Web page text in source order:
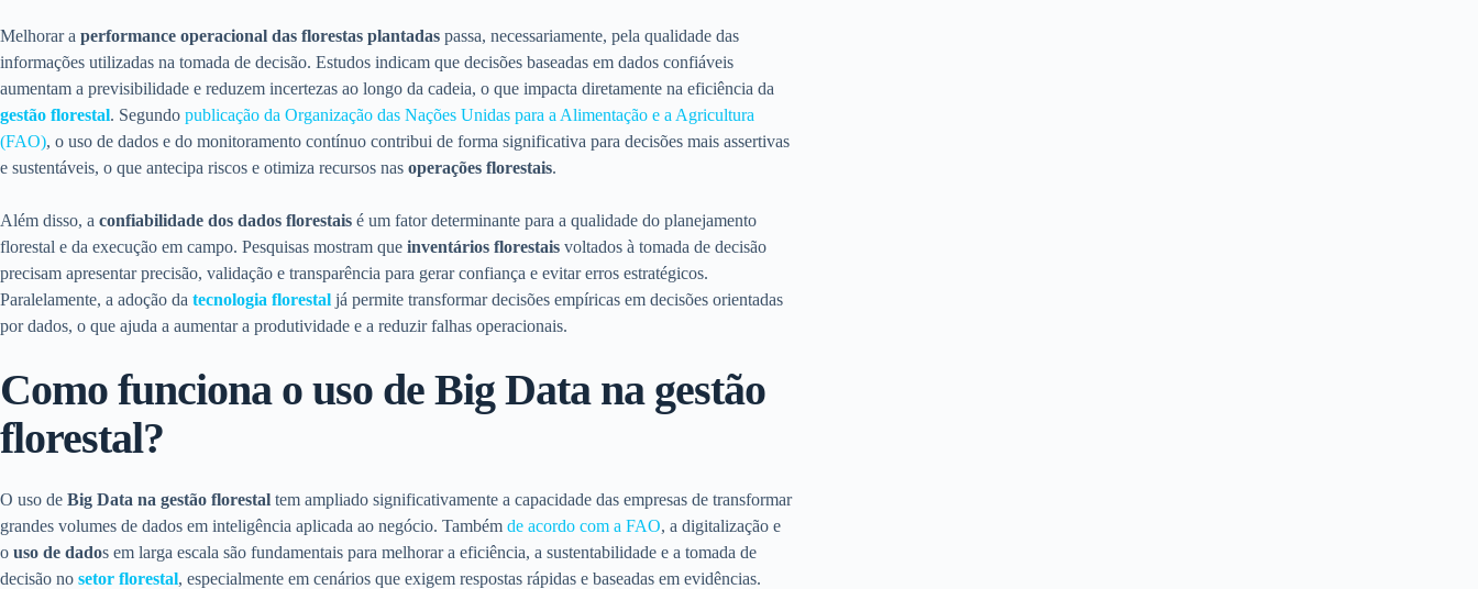
Melhorar a performance operacional das florestas plantadas passa, necessariamente, pela qualidade das
informações utilizadas na tomada de decisão. Estudos indicam que decisões baseadas em dados confiáveis
aumentam a previsibilidade e reduzem incertezas ao longo da cadeia, o que impacta diretamente na eficiência da
gestão florestal. Segundo publicação da Organização das Nações Unidas para a Alimentação e a Agricultura
(FAO), o uso de dados e do monitoramento contínuo contribui de forma significativa para decisões mais assertivas
e sustentáveis, o que antecipa riscos e otimiza recursos nas operações florestais.
Além disso, a confiabilidade dos dados florestais é um fator determinante para a qualidade do planejamento
florestal e da execução em campo. Pesquisas mostram que inventários florestais voltados à tomada de decisão
precisam apresentar precisão, validação e transparência para gerar confiança e evitar erros estratégicos.
Paralelamente, a adoção da tecnologia florestal já permite transformar decisões empíricas em decisões orientadas
por dados, o que ajuda a aumentar a produtividade e a reduzir falhas operacionais.
Como funciona o uso de Big Data na gestão
florestal?
O uso de Big Data na gestão florestal tem ampliado significativamente a capacidade das empresas de transformar
grandes volumes de dados em inteligência aplicada ao negócio. Também de acordo com a FAO, a digitalização e
o uso de dados em larga escala são fundamentais para melhorar a eficiência, a sustentabilidade e a tomada de
decisão no setor florestal, especialmente em cenários que exigem respostas rápidas e baseadas em evidências.